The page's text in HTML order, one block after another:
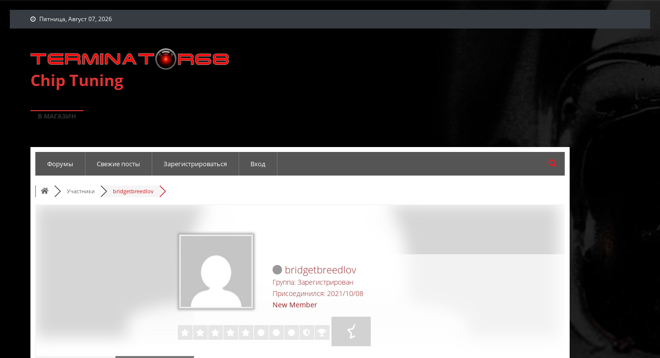
Пятница, Август 07, 2026
Chip Tuning
В МАГАЗИН
Форумы Свежие посты Зарегистрироваться Вход
Участники bridgetbreedlov
bridgetbreedlov
Группа: Зарегистрирован
Присоединился: 2021/10/08
New Member